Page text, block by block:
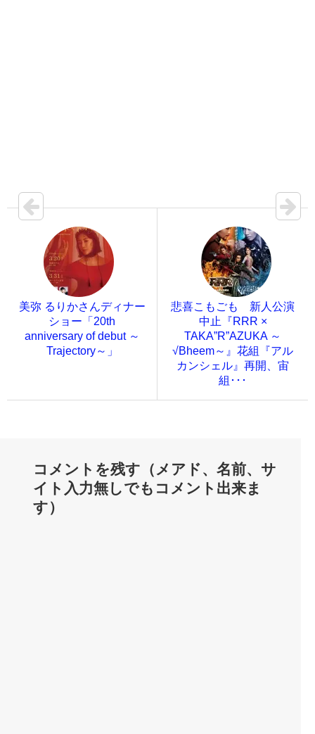
美弥 るりかさんディナー
ショー「20th
anniversary of debut ～
Trajectory～」
悲喜こもごも 新人公演
中止『RRR ×
TAKA”R”AZUKA ～
√Bheem～』花組『アル
カンシェル』再開、宙
組･･･
コメントを残す（メアド、名前、サ
イト入力無しでもコメント出来ま
す）